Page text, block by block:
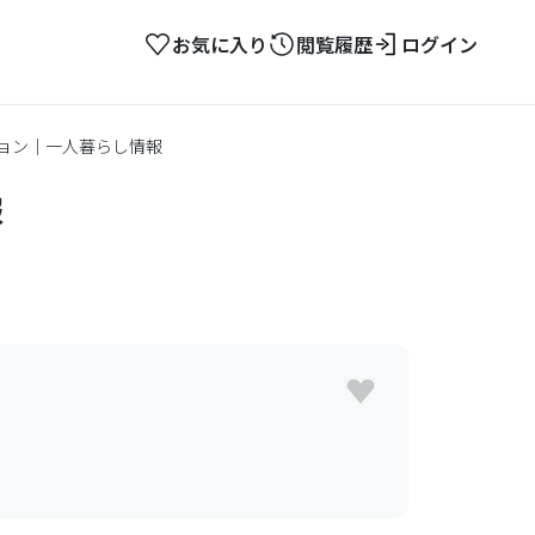
お気に入り 閲覧履歴 ログイン
ン｜一人暮らし情報